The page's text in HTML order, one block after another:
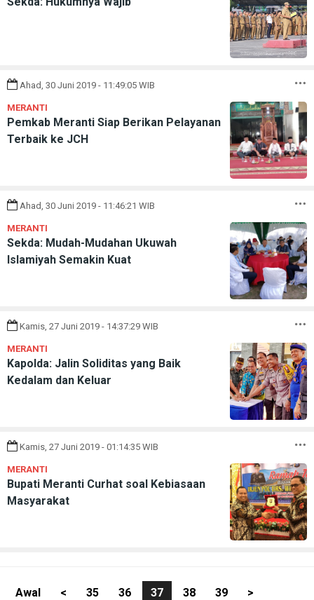
Ahad, 30 Juni 2019 - 11:49:05 WIB
MERANTI
Pemkab Meranti Siap Berikan Pelayanan
Terbaik ke JCH
Ahad, 30 Juni 2019 - 11:46:21 WIB
MERANTI
Sekda: Mudah-Mudahan Ukuwah
Islamiyah Semakin Kuat
Kamis, 27 Juni 2019 - 14:37:29 WIB
MERANTI
Kapolda: Jalin Soliditas yang Baik
Kedalam dan Keluar
Kamis, 27 Juni 2019 - 01:14:35 WIB
MERANTI
Bupati Meranti Curhat soal Kebiasaan
Masyarakat
Awal < 35 36 37 38 39 >